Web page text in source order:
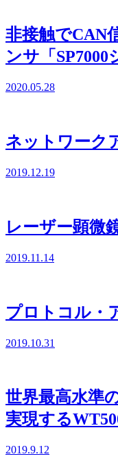
非接触でCAN
ンサ「SP7000
2020.05.28
ネットワーク
2019.12.19
レーザー顕微
2019.11.14
プロトコル・
2019.10.31
世界最高水準
実現する
2019.9.12